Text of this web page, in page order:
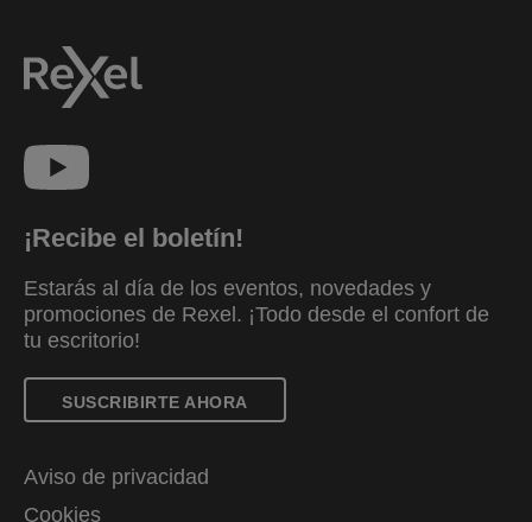
¡Recibe el boletín!
Estarás al día de los eventos, novedades y
promociones de Rexel. ¡Todo desde el confort de
tu escritorio!
SUSCRIBIRTE AHORA
Aviso de privacidad
Cookies